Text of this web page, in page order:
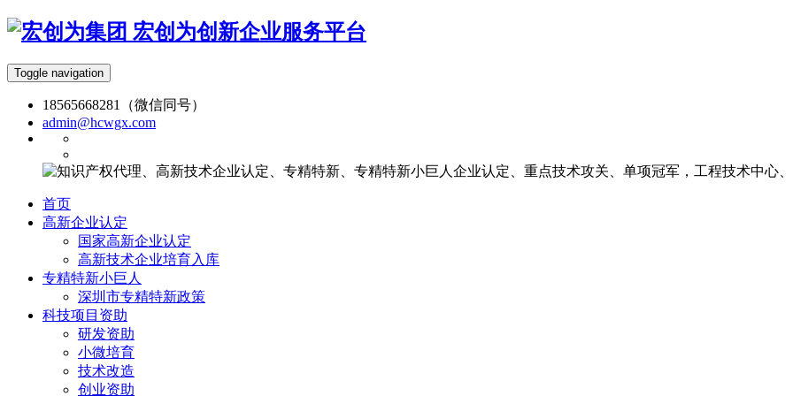
宏创为创新企业服务平台
Toggle navigation
18565668281（微信同号）
admin@hcwgx.com
首页
高新企业认定
国家高新企业认定
高新技术企业培育入库
专精特新小巨人
深圳市专精特新政策
科技项目资助
研发资助
小微培育
技术改造
创业资助